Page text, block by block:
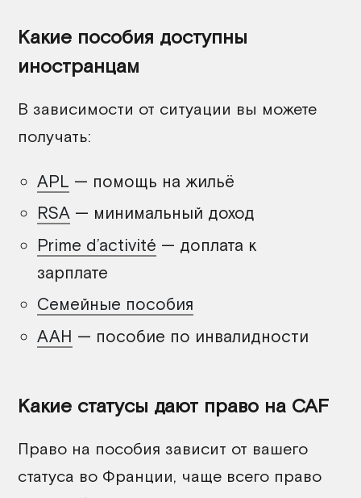
Какие пособия доступны
иностранцам
В зависимости от ситуации вы можете
получать:
APL — помощь на жильё
RSA — минимальный доход
Prime d’activité — доплата к
зарплате
Семейные пособия
AAH — пособие по инвалидности
Какие статусы дают право на CAF
Право на пособия зависит от вашего
статуса во Франции, чаще всего право